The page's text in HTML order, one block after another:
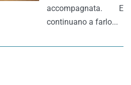
accompagnata. E
continuano a farlo...